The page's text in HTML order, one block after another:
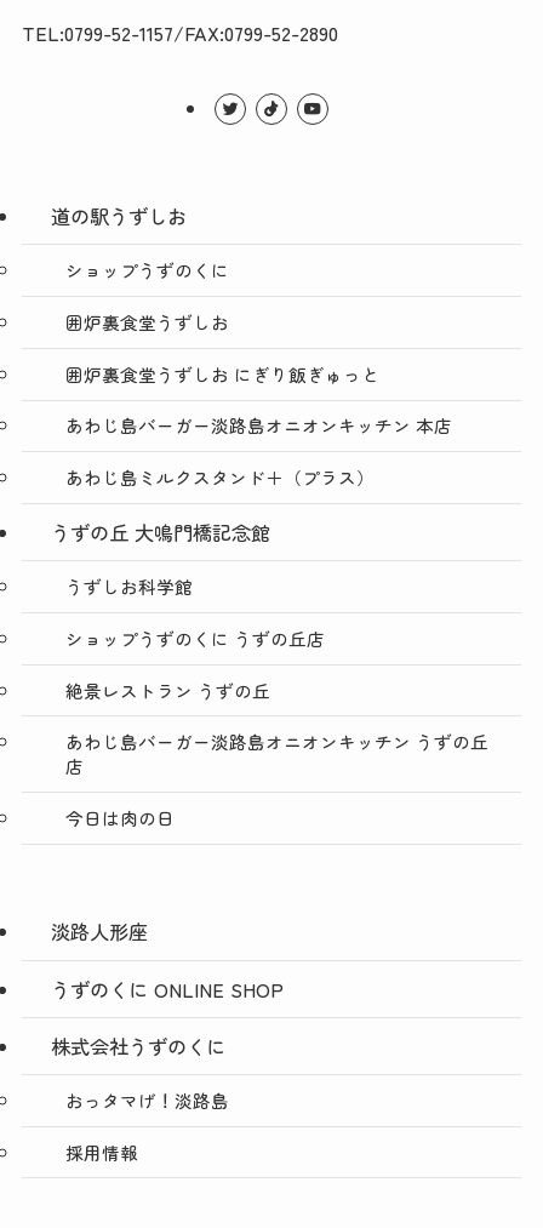
TEL:0799-52-1157/FAX:0799-52-2890
道の駅うずしお
ショップうずのくに
囲炉裏食堂うずしお
囲炉裏食堂うずしお にぎり飯ぎゅっと
あわじ島バーガー淡路島オニオンキッチン 本店
あわじ島ミルクスタンド＋（プラス）
うずの丘 大鳴門橋記念館
うずしお科学館
ショップうずのくに うずの丘店
絶景レストラン うずの丘
あわじ島バーガー淡路島オニオンキッチン うずの丘
店
今日は肉の日
淡路人形座
うずのくに ONLINE SHOP
株式会社うずのくに
おっタマげ！淡路島
採用情報